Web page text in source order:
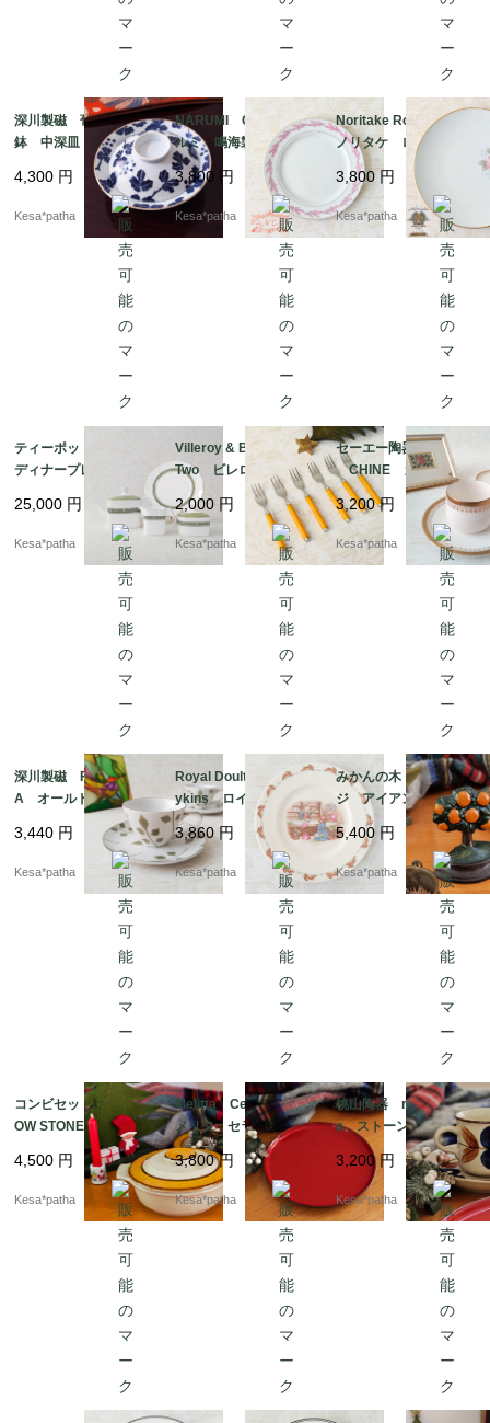
深川製磁 葡萄 蓋付
鉢 中深皿 有田焼
4,300 円
Kesa*patha
NARUMI CHINA ナ
ルミ 鳴海製陶 オー
ルドナルミ ピンク
リーフ プレート ボ
ーンチャイナ ヴィン
テージ 超初期 希
3,800 円
Kesa*patha
Noritake Roseville
ノリタケ ローズビ
ル 薔薇 バラ 27c
m プレート ヴィン
テージ レトロ 日本
3,800 円
Kesa*patha
ティーポットセット＆
ディナープレート2枚
Royal Doulton Rond
elay ロイヤルドルト
ン ロンデレイ ティ
ーポット プレート
廃盤 ヴィンテージ
25,000 円
Kesa*patha
Villeroy & Boch Play
Two ビレロイ＆ボッ
ホ フォーク ヴィン
テージ カトラリー
イエロー イタリア
製 高品質ステンレ
2,000 円
Kesa*patha
セーエー陶器 SEYEI
CHINE カップ＆ソ
ーサー 昭和レトロ
日本
3,200円
Kesa*patha
深川製磁 FUKAGAW
A オールド深川 カ
ップ＆ソーサー 大正
モダン 日本
3,440 円
Kesa*patha
Royal Doulton Bunn
ykins ロイヤルドルト
ン バニキンズ ショ
ッピング プレート
ヴィンテージ イギリ
3,860円
Kesa*patha
みかんの木 オレン
ジ アイアン 鉄製
ツリー オブジェ ミ
ニドアストッパー イ
ンテリア
5,400 円
Kesa*patha
コンビセット RAINB
OW STONE ストーン
ウェア レインボー
キャセロール ココッ
ト プレート 日本
4,500 円
Kesa*patha
Melitta Ceracron
メリタ セラクロン
プレート ヴィンテー
ジ ドイツ
3,800円
Kesa*patha
桃山陶器 momoyam
a ストーンウエア カ
ップ＆ソーサー 昭和
レトロ ヴィンテー
ジ 日本
3,200円
Kesa*patha